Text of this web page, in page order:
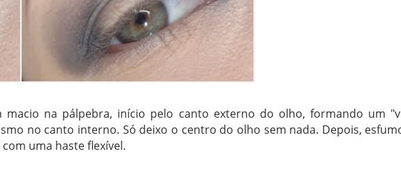
macio na pálpebra, início pelo canto externo do olho, formando um
no canto interno. Só deixo o centro do olho sem nada. Depois,
uma haste flexível.